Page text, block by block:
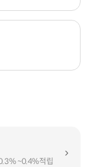
~0.4%적립